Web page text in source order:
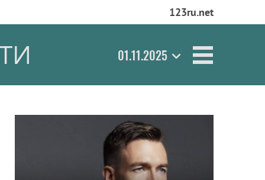
123ru.net
01.11.2025